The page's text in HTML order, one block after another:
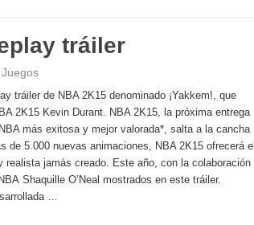
tráiler
Juegos
tráiler de NBA 2K15 denominado ¡Yakkem!, que
2K15 Kevin Durant. NBA 2K15, la próxima entrega
más exitosa y mejor valorada*, salta a la cancha
5.000 nuevas animaciones, NBA 2K15 ofrecerá el
jamás creado. Este año, con la colaboración
Shaquille O’Neal mostrados en este tráiler.
…